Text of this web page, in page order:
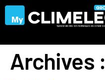
Archives :